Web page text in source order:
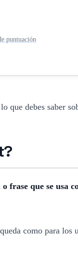
puntuación
que debes saber
frase que se usa
como para